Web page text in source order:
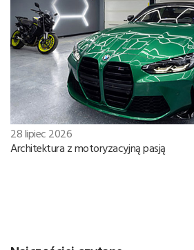
28 lipiec 2026
Architektura z motoryzacyjną pasją